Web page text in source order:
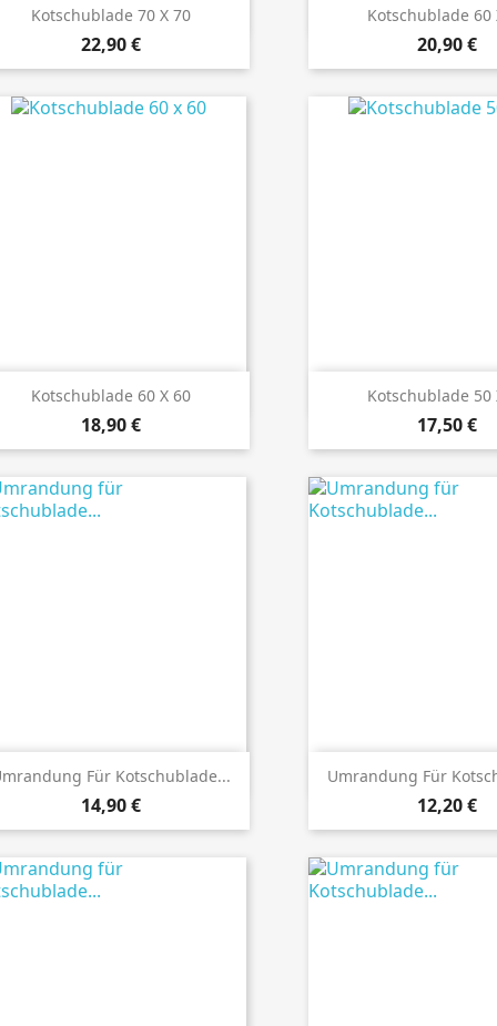
Kotschublade 70 X 70
Preis
22,90 €
Details ansehen Kotschublade 60
Preis
20,90 €
Details
Kotschublade 60 X 60
Preis
18,90 €
Details ansehen Kotschublade 50
Preis
17,50 €
Details
Für Kotschublade...
Preis
14,90 €
Details ansehen Umrandung Für
Preis
12,20 €
Details